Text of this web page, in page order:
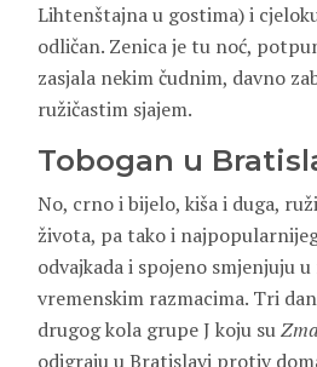
Lihtenštajna u gostima) i
odličan. Zenica je tu noć,
zasjala nekim čudnim, davno
ružičastim sjajem.
Tobogan u
No, crno i bijelo, kiša i duga,
života, pa tako i
odvajkada i spojeno smjenjuju
vremenskim razmacima. Tri
drugog kola grupe J koju su
odigraju u Bratislavi protiv